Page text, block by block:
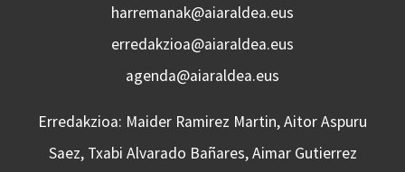
harremanak@aiaraldea.eus
erredakzioa@aiaraldea.eus
agenda@aiaraldea.eus
Erredakzioa: Maider Ramirez Martin, Aitor Aspuru
Saez, Txabi Alvarado Bañares, Aimar Gutierrez